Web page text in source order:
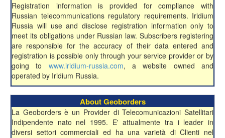
Registration information is provided for compliance with
Russian telecommunications regulatory requirements. Iridium
Russia will use and disclose registration information only to
meet its obligations under Russian law. Subscribers registering
are responsible for the accuracy of their data entered and
registration is possible only through your service provider or by
going to www.iridium-russia.com, a website owned and
operated by Iridium Russia.
About Geoborders
La Geoborders è un Provider di Telecomunicazioni Satellitari
Indipendente nato nel 1995. E' attualmente tra i leader in
diversi settori commerciali ed ha una varietà di Clienti nel